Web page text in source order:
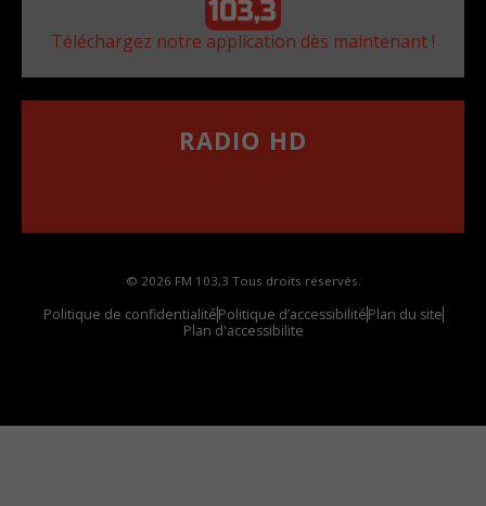
Téléchargez notre application dès maintenant !
RADIO HD
© 2026 FM 103,3 Tous droits réservés.
Politique de confidentialitéPolitique d’accessibilitéPlan du site
Plan d'accessibilite